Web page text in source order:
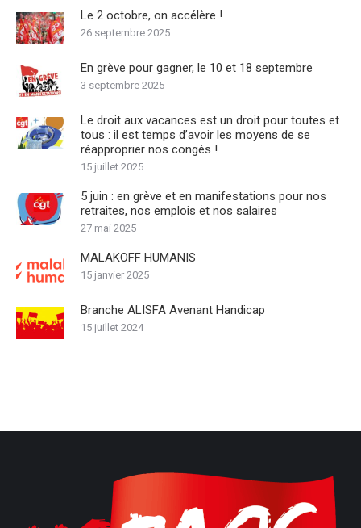
Le 2 octobre, on accélère !
26 septembre 2025
En grève pour gagner, le 10 et 18 septembre
3 septembre 2025
Le droit aux vacances est un droit pour toutes et
tous : il est temps d’avoir les moyens de se
réapproprier nos congés !
15 juillet 2025
5 juin : en grève et en manifestations pour nos
retraites, nos emplois et nos salaires
27 mai 2025
MALAKOFF HUMANIS
15 janvier 2025
Branche ALISFA Avenant Handicap
15 juillet 2024